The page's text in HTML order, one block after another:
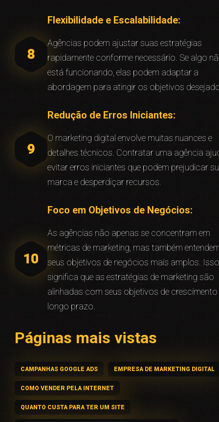
Flexibilidade e Escalabilidade:
Agências podem ajustar suas estratégias
rapidamente conforme necessário. Se algo
está funcionando, elas podem adaptar a
abordagem para atingir os objetivos
Redução de Erros Iniciantes:
O marketing digital envolve muitas nuances e
detalhes técnicos. Contratar uma agência
evitar erros iniciantes que podem prejudicar
marca e desperdiçar recursos.
Foco em Objetivos de Negócios:
As agências não apenas se concentram em
métricas de marketing, mas também
seus objetivos de negócios mais amplos. Isso
significa que as estratégias de marketing são
alinhadas com seus objetivos de
longo prazo.
Páginas mais vistas
CAMPANHAS GOOGLE ADS EMPRESA DE MARKETING DIGITAL
COMO VENDER PELA INTERNET
QUANTO CUSTA PARA TER UM SITE